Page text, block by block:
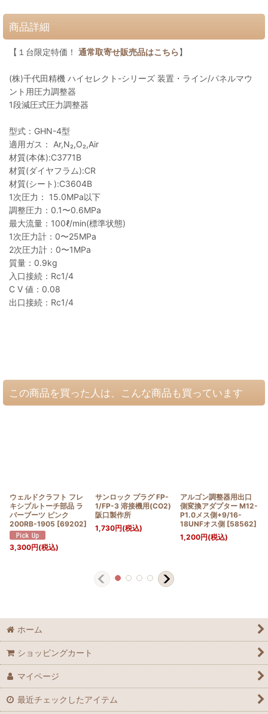
商品詳細
【１台限定特価！ 通常取寄せ販売品はこちら】
(株)千代田精機 ハイセレクト-シリーズ 装置・ライン/パネルマウ
ント用圧力調整器
1段減圧式圧力調整器
型式：GHN-4型
適用ガス： Ar,N₂,O₂,Air
材質(本体):C3771B
材質(ダイヤフラム):CR
材質(シート):C3604B
1次圧力： 15.0MPa以下
調整圧力：0.1〜0.6MPa
最大流量：100ℓ/min(標準状態)
1次圧力計：0〜25MPa
2次圧力計：0〜1MPa
質量：0.9kg
入口接続：Rc1/4
C V 値：0.08
出口接続：Rc1/4
この商品を買った人は、こんな商品も買っています
ウェルドクラフト フレ
キシブルトーチ部品 ラ
バーブーツ ピンク
200RB-1905 [69202]
3,300円(税込)
サンロック プラグ FP-
1/FP-3 溶接機用(CO2)
阪口製作所
1,730円(税込)
アルゴン調整器用出口
側変換アダプター M12-
P1.0メス側+9/16-
18UNFオス側 [58562]
1,200円(税込)
ホーム
ショッピングカート
マイページ
最近チェックしたアイテム